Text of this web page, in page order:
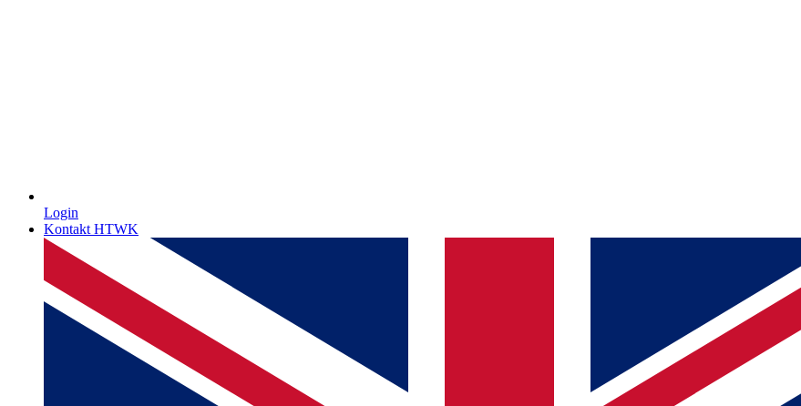
Login
Kontakt HTWK